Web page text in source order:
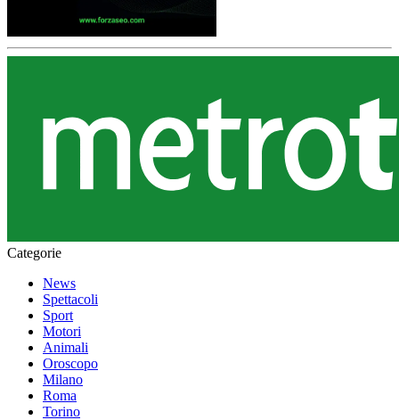
Categorie
News
Spettacoli
Sport
Motori
Animali
Oroscopo
Milano
Roma
Torino